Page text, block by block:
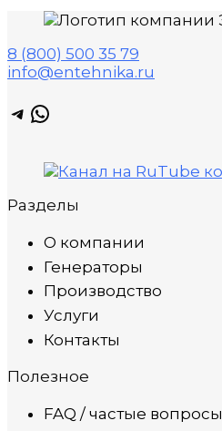
8 (800) 500 35 79
info@entehnika.ru
Telegram
WhatsApp
Разделы
О компании
Генераторы
Производство
Услуги
Контакты
Полезное
FAQ / частые вопросы